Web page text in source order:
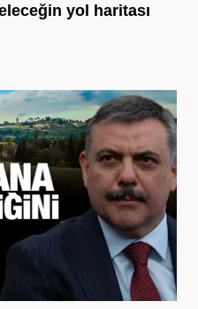
yol haritası